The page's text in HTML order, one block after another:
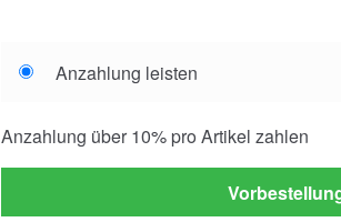
your
option
Anzahlung leisten
Anzahlung über 10%pro Artikel zahlen